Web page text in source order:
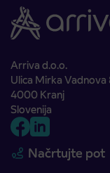
Arriva d.o.o.
Ulica Mirka Vadnova
4000 Kranj
Slovenija
Načrtujte pot